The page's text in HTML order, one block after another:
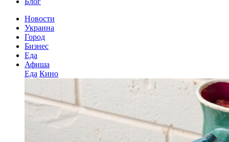
Новости
Украина
Город
Бизнес
Еда
Афиша
Еда Кино